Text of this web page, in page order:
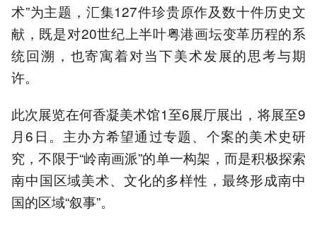
术”为主题，汇集127件珍贵原作及数十件历史文
献，既是对20世纪上半叶粤港画坛变革历程的系
统回溯，也寄寓着对当下美术发展的思考与期
许。
此次展览在何香凝美术馆1至6展厅展出，将展至9
月6日。主办方希望通过专题、个案的美术史研
究，不限于“岭南画派”的单一构架，而是积极探索
南中国区域美术、文化的多样性，最终形成南中
国的区域“叙事”。